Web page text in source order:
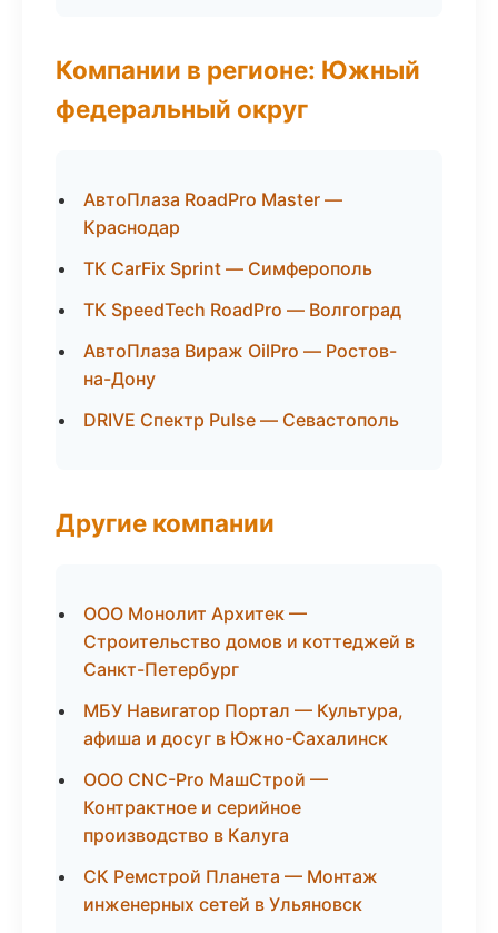
Компании в регионе: Южный
федеральный округ
АвтоПлаза RoadPro Master —
Краснодар
ТК CarFix Sprint — Симферополь
ТК SpeedTech RoadPro — Волгоград
АвтоПлаза Вираж OilPro — Ростов-
на-Дону
DRIVE Спектр Pulse — Севастополь
Другие компании
ООО Монолит Архитек —
Строительство домов и коттеджей в
Санкт-Петербург
МБУ Навигатор Портал — Культура,
афиша и досуг в Южно-Сахалинск
ООО CNC-Pro МашСтрой —
Контрактное и серийное
производство в Калуга
СК Ремстрой Планета — Монтаж
инженерных сетей в Ульяновск